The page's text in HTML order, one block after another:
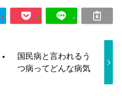
国民病と言われるう
つ病ってどんな病気